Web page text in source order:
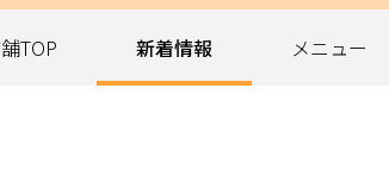
スクール・
トレーニング
メンズ
TOP 新着情報 メニュー